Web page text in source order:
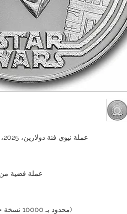
عملة نيوي فئة دولارين، 2025، أونصة واحدة من الفضة عيار 999
عملة فضية من
(محدود بـ 10000 نسخة حول العالم، نفدت النسخة الأصلية)